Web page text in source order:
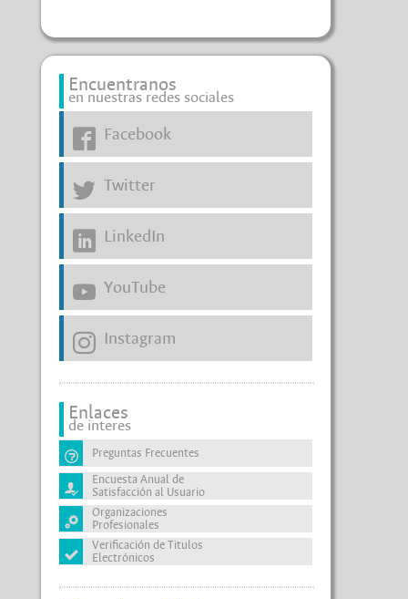
Encuentranos
en nuestras redes sociales
Facebook
Twitter
LinkedIn
YouTube
Instagram
Enlaces
de interes
Preguntas Frecuentes
Encuesta Anual de
Satisfacción al Usuario
Organizaciones
Profesionales
Verificación de Titulos
Electrónicos